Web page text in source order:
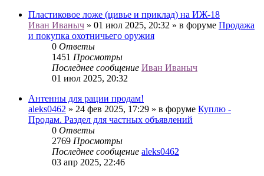
Пластиковое ложе (цивье и приклад) на ИЖ-18
Иван Иваныч » 01 июл 2025, 20:32 » в форуме Продажа
и покупка охотничьего оружия
0 Ответы
1451 Просмотры
Последнее сообщение Иван Иваныч
01 июл 2025, 20:32
Антенны для рации продам!
aleks0462 » 24 фев 2025, 17:29 » в форуме Куплю -
Продам. Раздел для частных объявлений
0 Ответы
2769 Просмотры
Последнее сообщение aleks0462
03 апр 2025, 22:46